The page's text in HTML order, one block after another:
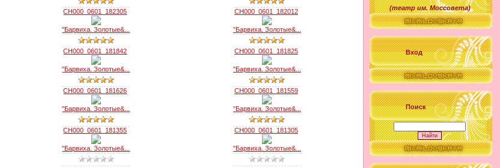
CH000_0601_182305
"Барвиха. Золотые&...
CH000_0601_182012
"Барвиха. Золотые&...
CH000_0601_181842
"Барвиха. Золотые&...
CH000_0601_181825
"Барвиха. Золотые&...
CH000_0601_181626
"Барвиха. Золотые&...
CH000_0601_181559
"Барвиха. Золотые&...
CH000_0601_181355
"Барвиха. Золотые&...
CH000_0601_181305
"Барвиха. Золотые&...
(театр им. Моссовета)
Вход
Поиск